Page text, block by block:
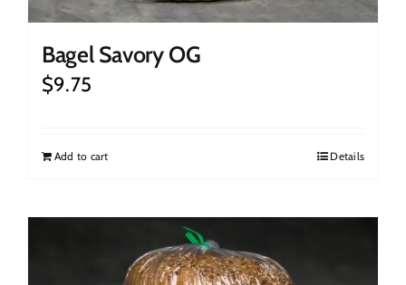
Bagel Savory OG
$9.75
Add to cart Details